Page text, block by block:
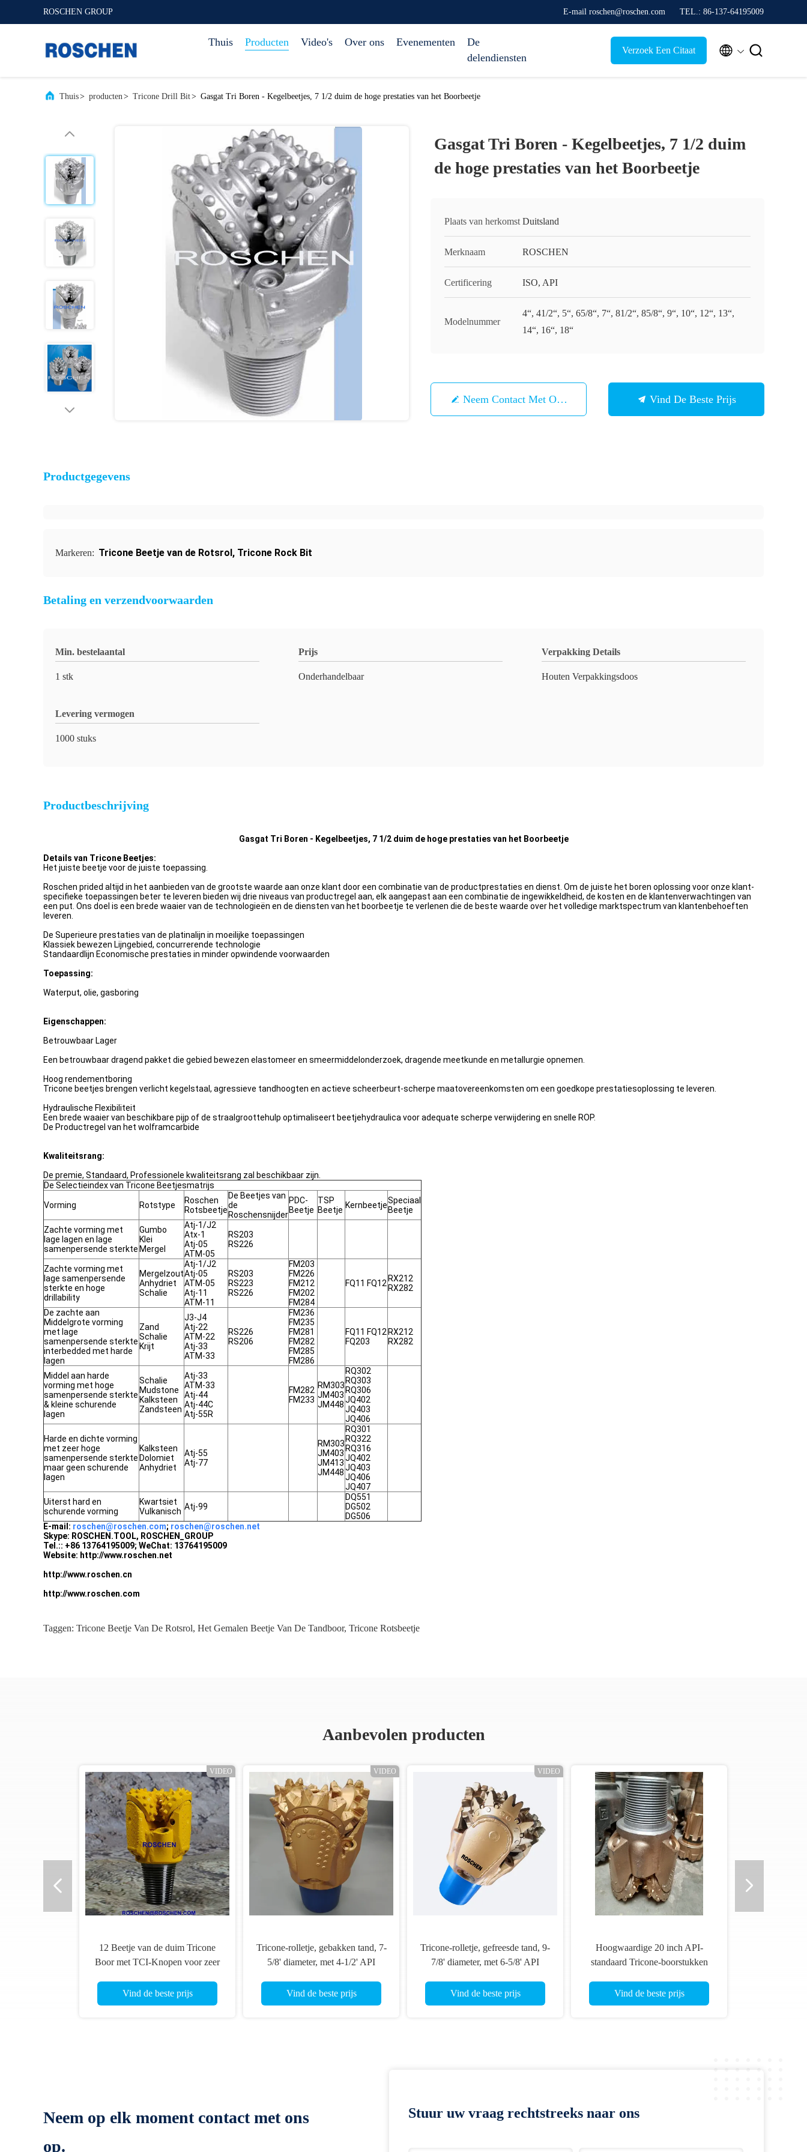
ROSCHEN GROUP E-mail roschen@roschen.com TEL.: 86-137-64195009
Thuis Producten Video's Over ons Evenementen
De
delendiensten
Verzoek Een Citaat  
Thuis> producten> Tricone Drill Bit> Gasgat Tri Boren - Kegelbeetjes, 7 1/2 duim de hoge prestaties van het Boorbeetje
Gasgat Tri Boren - Kegelbeetjes, 7 1/2 duim
de hoge prestaties van het Boorbeetje
Plaats van herkomst Duitsland
Merknaam ROSCHEN
Certificering ISO, API
Modelnummer
4“, 41/2“, 5“, 65/8“, 7“, 81/2“, 85/8“, 9“, 10“, 12“, 13“,
14“, 16“, 18“
Neem Contact Met Ons Op Vind De Beste Prijs
Productgegevens
Markeren: Tricone Beetje van de Rotsrol, Tricone Rock Bit
Betaling en verzendvoorwaarden
Min. bestelaantal
1 stk
Prijs
Onderhandelbaar
Verpakking Details
Houten Verpakkingsdoos
Levering vermogen
1000 stuks
Productbeschrijving
Gasgat Tri Boren - Kegelbeetjes, 7 1/2 duim de hoge prestaties van het Boorbeetje
Details van Tricone Beetjes:
Het juiste beetje voor de juiste toepassing.
Roschen prided altijd in het aanbieden van de grootste waarde aan onze klant door een combinatie van de productprestaties en dienst. Om de juiste het boren oplossing voor onze klant-
specifieke toepassingen beter te leveren bieden wij drie niveaus van productregel aan, elk aangepast aan een combinatie de ingewikkeldheid, de kosten en de klantenverwachtingen van
een put. Ons doel is een brede waaier van de technologieën en de diensten van het boorbeetje te verlenen die de beste waarde over het volledige marktspectrum van klantenbehoeften
leveren.
De Superieure prestaties van de platinalijn in moeilijke toepassingen
Klassiek bewezen Lijngebied, concurrerende technologie
Standaardlijn Economische prestaties in minder opwindende voorwaarden
Toepassing:
Waterput, olie, gasboring
Eigenschappen:
Betrouwbaar Lager
Een betrouwbaar dragend pakket die gebied bewezen elastomeer en smeermiddelonderzoek, dragende meetkunde en metallurgie opnemen.
Hoog rendementboring
Tricone beetjes brengen verlicht kegelstaal, agressieve tandhoogten en actieve scheerbeurt-scherpe maatovereenkomsten om een goedkope prestatiesoplossing te leveren.
Hydraulische Flexibiliteit
Een brede waaier van beschikbare pijp of de straalgroottehulp optimaliseert beetjehydraulica voor adequate scherpe verwijdering en snelle ROP.
De Productregel van het wolframcarbide
Kwaliteitsrang:
De premie, Standaard, Professionele kwaliteitsrang zal beschikbaar zijn.
De Selectieindex van Tricone Beetjesmatrijs
Vorming Rotstype
Roschen
Rotsbeetje
De Beetjes van
de
Roschensnijder
PDC-
Beetje
TSP
Beetje KernbeetjeSpeciaal
Beetje
Zachte vorming met
lage lagen en lage
samenpersende sterkte
Gumbo
Klei
Mergel
Atj-1/J2
Atx-1
Atj-05
ATM-05
RS203
RS226
Zachte vorming met
lage samenpersende
sterkte en hoge
drillability
Mergelzout
Anhydriet
Schalie
Atj-1/J2
Atj-05
ATM-05
Atj-11
ATM-11
RS203
RS223
RS226
FM203
FM226
FM212
FM202
FM284
FQ11 FQ12 RX212
RX282
De zachte aan
Middelgrote vorming
met lage
samenpersende sterkte
interbedded met harde
lagen
Zand
Schalie
Krijt
J3-J4
Atj-22
ATM-22
Atj-33
ATM-33
RS226
RS206
FM236
FM235
FM281
FM282
FM285
FM286
FQ11 FQ12
FQ203
RX212
RX282
Middel aan harde
vorming met hoge
samenpersende sterkte
& kleine schurende
lagen
Schalie
Mudstone
Kalksteen
Zandsteen
Atj-33
ATM-33
Atj-44
Atj-44C
Atj-55R
FM282
FM233
RM303
JM403
JM448
RQ302
RQ303
RQ306
JQ402
JQ403
JQ406
Harde en dichte vorming
met zeer hoge
samenpersende sterkte
maar geen schurende
lagen
Kalksteen
Dolomiet
Anhydriet
Atj-55
Atj-77
RM303
JM403
JM413
JM448
RQ301
RQ322
RQ316
JQ402
JQ403
JQ406
JQ407
Uiterst hard en
schurende vorming
Kwartsiet
Vulkanisch Atj-99
DQ551
DG502
DG506
E-mail: roschen@roschen.com; roschen@roschen.net
Skype: ROSCHEN.TOOL, ROSCHEN_GROUP
Tel.:: +86 13764195009; WeChat: 13764195009
Website: http://www.roschen.net
http://www.roschen.cn
http://www.roschen.com
Taggen: Tricone Beetje Van De Rotsrol, Het Gemalen Beetje Van De Tandboor, Tricone Rotsbeetje
Aanbevolen producten
Hoogwaardige 20 inch API-
standaard Tricone-boorstukken
Vind de beste prijs
20 inch omgekeerde circulatie
Tricone Rock Bit IADC517/537
Vind de beste prijs
20" Tricone Bit IADC517/537
Rock Drill Bit voor het boren van
Vind de beste prijs
20 inch TCI Tricone Bits Rock
Bits voor olieveld boren
Vind de beste prijs
Neem op elk moment contact met ons
op.
Stuur uw vraag rechtstreeks naar ons